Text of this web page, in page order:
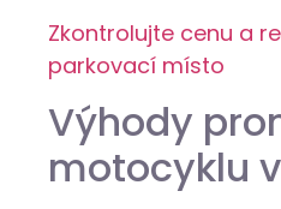
Zkontrolujte cenu a
parkovací místo
Výhody
motocyklu